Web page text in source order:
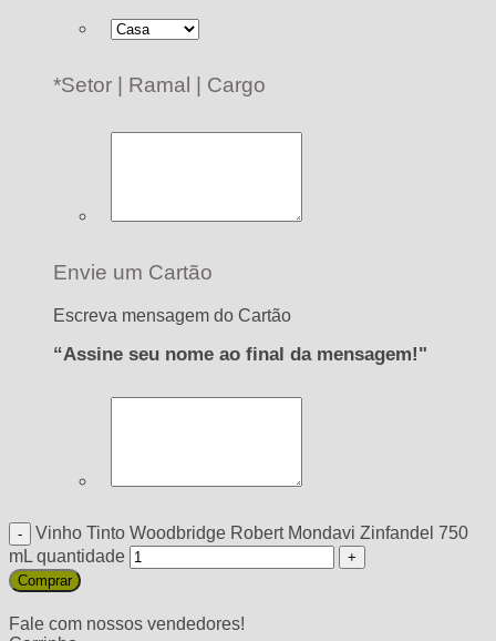
*Setor | Ramal | Cargo
Envie um Cartão
Escreva mensagem do Cartão
“Assine seu nome ao final da mensagem!"
Vinho Tinto Woodbridge Robert Mondavi Zinfandel 750
mL quantidade
Comprar
Fale com nossos vendedores!